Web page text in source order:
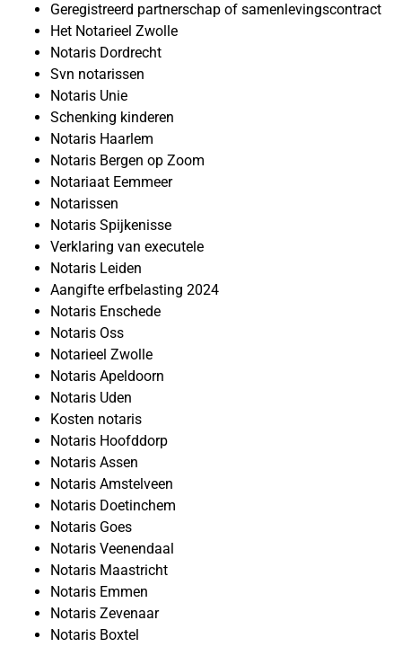
Geregistreerd partnerschap of samenlevingscontract
Het Notarieel Zwolle
Notaris Dordrecht
Svn notarissen
Notaris Unie
Schenking kinderen
Notaris Haarlem
Notaris Bergen op Zoom
Notariaat Eemmeer
Notarissen
Notaris Spijkenisse
Verklaring van executele
Notaris Leiden
Aangifte erfbelasting 2024
Notaris Enschede
Notaris Oss
Notarieel Zwolle
Notaris Apeldoorn
Notaris Uden
Kosten notaris
Notaris Hoofddorp
Notaris Assen
Notaris Amstelveen
Notaris Doetinchem
Notaris Goes
Notaris Veenendaal
Notaris Maastricht
Notaris Emmen
Notaris Zevenaar
Notaris Boxtel